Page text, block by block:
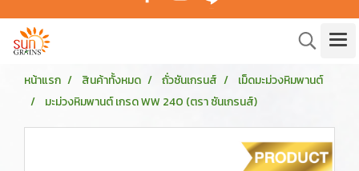
หน้าแรก สินค้าทั้งหมด ถั่วซันเกรนส์
เม็ดมะม่วงหิมพานต์
มะม่วงหิมพานต์ เกรด WW 240 (ตรา ซันเกรนส์)